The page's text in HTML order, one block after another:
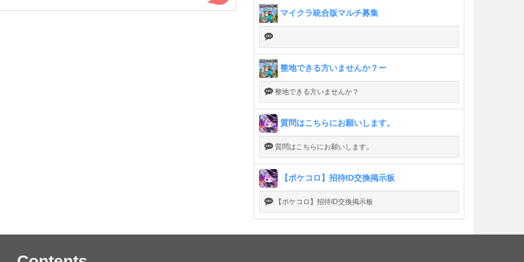
マイクラ統合版マルチ募集
整地できる方いませんか？ー
整地できる方いませんか？
質問はこちらにお願いします。
質問はこちらにお願いします。
【ポケコロ】招待ID交換掲示板
【ポケコロ】招待ID交換掲示板